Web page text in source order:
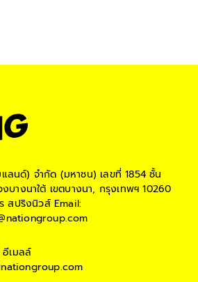
ลนด์) จำกัด (มหาชน) เลขที่ 1854 ชั้น
บางนาใต้ เขตบางนา, กรุงเทพฯ 10260
สปริงนิวส์Email:
อีเมลล์